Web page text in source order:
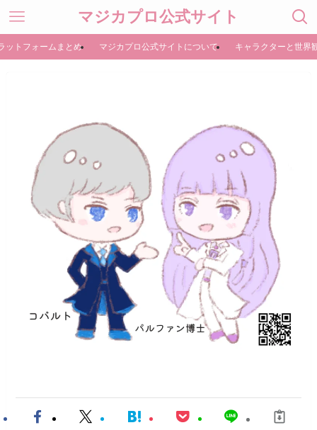
マジカプロ公式サイト
ットフォームまとめ マジカプロ公式サイトについて キャラクターと世界